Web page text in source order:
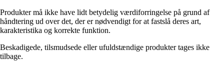
Produkter må ikke have lidt betydelig værdiforringelse på grund af
håndtering ud over det, der er nødvendigt for at fastslå deres art,
karakteristika og korrekte funktion.
Beskadigede, tilsmudsede eller ufuldstændige produkter tages ikke
tilbage.